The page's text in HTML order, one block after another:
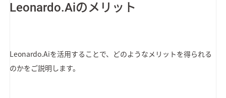
Leonardo.Aiのメリット
Leonardo.Aiを活用することで、どのようなメリットを得られる
のかをご説明します。